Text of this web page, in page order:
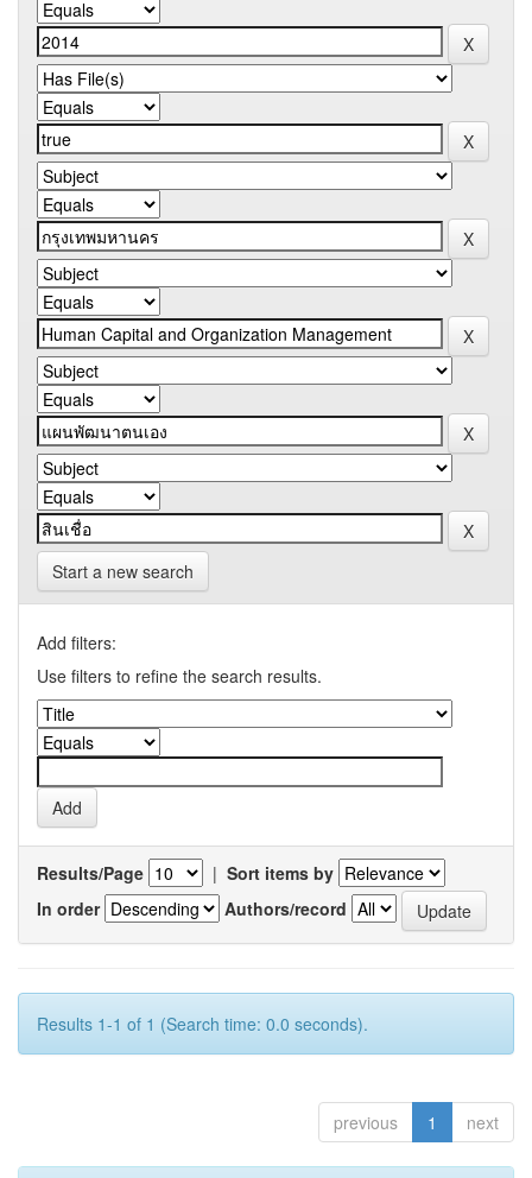
Start a new search
Add filters:
Use filters to refine the search results.
Results/Page | Sort items by
In order
Authors/record
Results 1-1 of 1 (Search time: 0.0 seconds).
previous 1 next